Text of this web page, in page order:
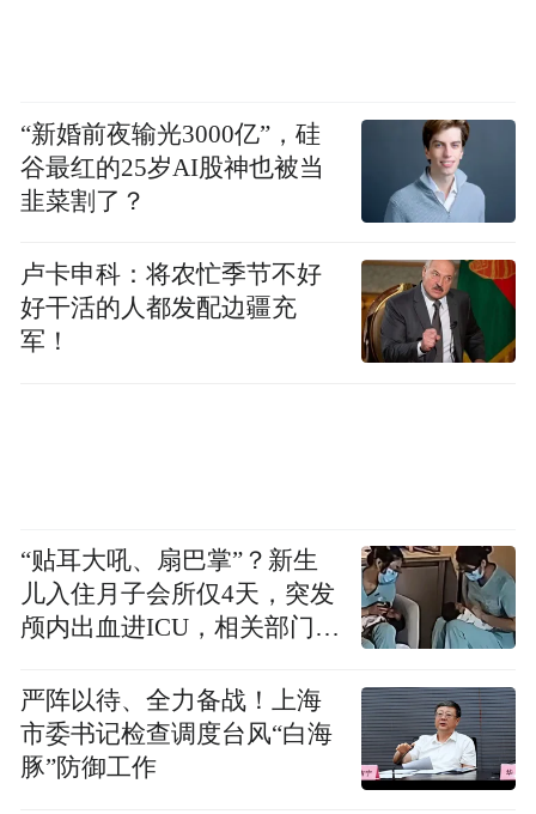
“新婚前夜输光3000亿”，硅
谷最红的25岁AI股神也被当
韭菜割了？
卢卡申科：将农忙季节不好
好干活的人都发配边疆充
军！
“贴耳大吼、扇巴掌”？新生
儿入住月子会所仅4天，突发
颅内出血进ICU，相关部门已
严阵以待、全力备战！上海
市委书记检查调度台风“白海
豚”防御工作